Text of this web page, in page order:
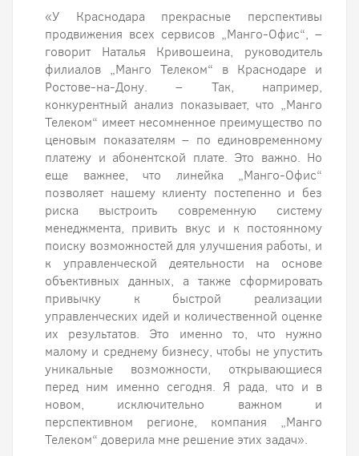
«У Краснодара прекрасные перспективы
продвижения всех сервисов „Манго-Офис“, –
говорит Наталья Кривошеина, руководитель
филиалов „Манго Телеком“ в Краснодаре и
Ростове-на-Дону. – Так, например,
конкурентный анализ показывает, что „Манго
Телеком“ имеет несомненное преимущество по
ценовым показателям – по единовременному
платежу и абонентской плате. Это важно. Но
еще важнее, что линейка „Манго-Офис“
позволяет нашему клиенту постепенно и без
риска выстроить современную систему
менеджмента, привить вкус и к постоянному
поиску возможностей для улучшения работы, и
к управленческой деятельности на основе
объективных данных, а также сформировать
привычку к быстрой реализации
управленческих идей и количественной оценке
их результатов. Это именно то, что нужно
малому и среднему бизнесу, чтобы не упустить
уникальные возможности, открывающиеся
перед ним именно сегодня. Я рада, что и в
новом, исключительно важном и
перспективном регионе, компания „Манго
Телеком“ доверила мне решение этих задач».